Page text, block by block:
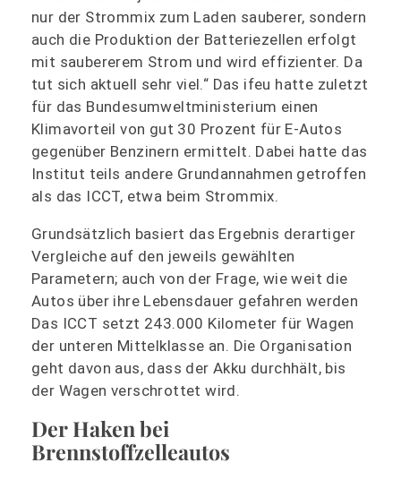
nur der Strommix zum Laden sauberer, sondern
auch die Produktion der Batteriezellen erfolgt
mit saubererem Strom und wird effizienter. Da
tut sich aktuell sehr viel.“ Das ifeu hatte zuletzt
für das Bundesumweltministerium einen
Klimavorteil von gut 30 Prozent für E-Autos
gegenüber Benzinern ermittelt. Dabei hatte das
Institut teils andere Grundannahmen getroffen
als das ICCT, etwa beim Strommix.
Grundsätzlich basiert das Ergebnis derartiger
Vergleiche auf den jeweils gewählten
Parametern; auch von der Frage, wie weit die
Autos über ihre Lebensdauer gefahren werden
Das ICCT setzt 243.000 Kilometer für Wagen
der unteren Mittelklasse an. Die Organisation
geht davon aus, dass der Akku durchhält, bis
der Wagen verschrottet wird.
Der Haken bei
Brennstoffzelleautos